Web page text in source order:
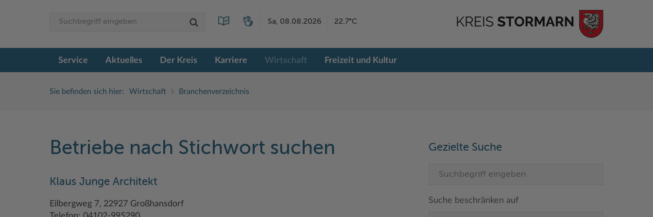
Sa, 08.08.2026 22.7°C
Service Aktuelles Der Kreis Karriere Wirtschaft Freizeit und Kultur
Sie befinden sich hier: Wirtschaft Branchenverzeichnis
Betriebe nach Stichwort suchen
Klaus Junge Architekt
Eilbergweg 7, 22927 Großhansdorf
Gezielte Suche
Suche beschränken auf